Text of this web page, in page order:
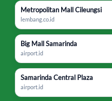
Metropolitan Mall Cileungsi
lembang.co.id
Big Mall Samarinda
airport.id
Samarinda Central Plaza
airport.id